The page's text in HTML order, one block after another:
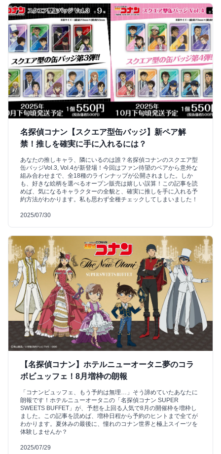
名探偵コナン【スクエア型缶バッジ】新ペア解
禁！推しを確実に手に入れるには？
あなたの推しキャラ、隣にいるのは誰？名探偵コナンのスクエア型
缶バッジVol.3, Vol.4が新登場！今回はファン待望のペアから意外な
組み合わせまで、全18種のラインナップが公開されました。しか
も、好きな絵柄を選べるオープン販売は嬉しい誤算！この記事を読
めば、気になるキャラクターの全貌と、確実に推しを手に入れる予
約方法がわかります。私も思わず全種チェックしてしまいました！
2025/07/30
【名探偵コナン】ホテルニューオータニ夢のコラ
ボビュッフェ！8月増枠の朗報
「コナンビュッフェ、もう予約は無理…」そう諦めていたあなたに
朗報です！ホテルニューオータニの「名探偵コナン SUPER
SWEETS BUFFET」が、予想を上回る人気で8月の開催枠を増枠し
ました。この記事を読めば、増枠日程から予約のヒントまで全てが
わかります。夏休みの最後に、憧れのコナン世界と極上スイーツを
体験しませんか？
2025/07/29